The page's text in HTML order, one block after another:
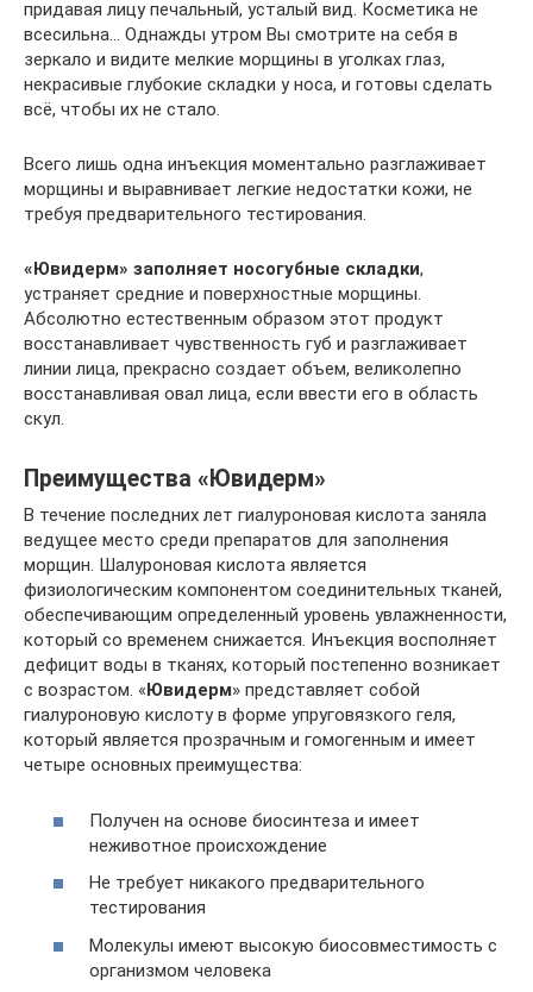
придавая лицу печальный, усталый вид. Косметика не
всесильна… Однажды утром Вы смотрите на себя в
зеркало и видите мелкие морщины в уголках глаз,
некрасивые глубокие складки у носа, и готовы сделать
всё, чтобы их не стало.
Всего лишь одна инъекция моментально разглаживает
морщины и выравнивает легкие недостатки кожи, не
требуя предварительного тестирования.
«Ювидерм» заполняет носогубные складки,
устраняет средние и поверхностные морщины.
Абсолютно естественным образом этот продукт
восстанавливает чувственность губ и разглаживает
линии лица, прекрасно создает объем, великолепно
восстанавливая овал лица, если ввести его в область
скул.
Преимущества «Ювидерм»
В течение последних лет гиалуроновая кислота заняла
ведущее место среди препаратов для заполнения
морщин. Шалуроновая кислота является
физиологическим компонентом соединительных тканей,
обеспечивающим определенный уровень увлажненности,
который со временем снижается. Инъекция восполняет
дефицит воды в тканях, который постепенно возникает
с возрастом. «Ювидерм» представляет собой
гиалуроновую кислоту в форме упруговязкого геля,
который является прозрачным и гомогенным и имеет
четыре основных преимущества:
Получен на основе биосинтеза и имеет
неживотное происхождение
Не требует никакого предварительного
тестирования
Молекулы имеют высокую биосовместимость с
организмом человека